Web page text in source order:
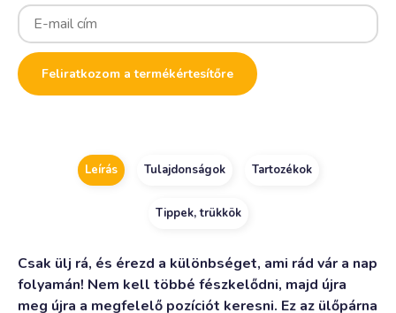
Enter
your
email
address
to
join
the
Feliratkozom a termékértesítőre
Leírás Tulajdonságok Tartozékok
Tippek, trükkök
Csak ülj rá, és érezd a különbséget, ami rád vár a nap
folyamán! Nem kell többé fészkelődni, majd újra
meg újra a megfelelő pozíciót keresni. Ez az ülőpárna